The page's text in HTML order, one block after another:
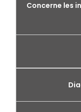
Concerne les